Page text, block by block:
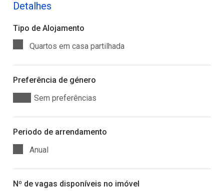
Detalhes
Tipo de Alojamento
Quartos em casa partilhada
Preferência de género
Sem preferências
Periodo de arrendamento
Anual
Nº de vagas disponíveis no imóvel